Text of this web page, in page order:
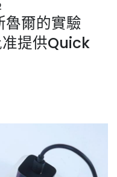
魯爾的實驗
提供Quick